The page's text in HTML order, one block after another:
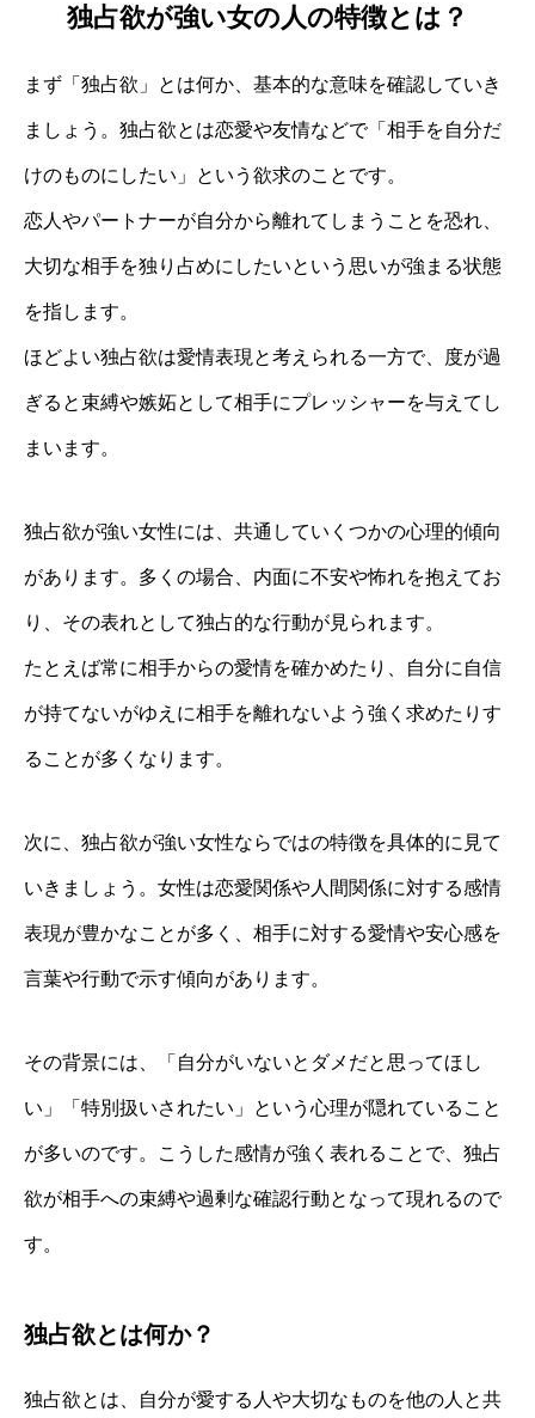
独占欲が強い女の人の特徴とは？
まず「独占欲」とは何か、基本的な意味を確認していき
ましょう。独占欲とは恋愛や友情などで「相手を自分だ
けのものにしたい」という欲求のことです。
恋人やパートナーが自分から離れてしまうことを恐れ、
大切な相手を独り占めにしたいという思いが強まる状態
を指します。
ほどよい独占欲は愛情表現と考えられる一方で、度が過
ぎると束縛や嫉妬として相手にプレッシャーを与えてし
まいます。
独占欲が強い女性には、共通していくつかの心理的傾向
があります。多くの場合、内面に不安や怖れを抱えてお
り、その表れとして独占的な行動が見られます。
たとえば常に相手からの愛情を確かめたり、自分に自信
が持てないがゆえに相手を離れないよう強く求めたりす
ることが多くなります。
次に、独占欲が強い女性ならではの特徴を具体的に見て
いきましょう。女性は恋愛関係や人間関係に対する感情
表現が豊かなことが多く、相手に対する愛情や安心感を
言葉や行動で示す傾向があります。
その背景には、「自分がいないとダメだと思ってほし
い」「特別扱いされたい」という心理が隠れていること
が多いのです。こうした感情が強く表れることで、独占
欲が相手への束縛や過剰な確認行動となって現れるので
す。
独占欲とは何か？
独占欲とは、自分が愛する人や大切なものを他の人と共